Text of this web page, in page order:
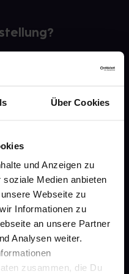
Über Cookies
und Anzeigen zu
Medien anbieten
Webseite zu
Informationen zu
an unsere Partner
Analysen weiter.
zusammen, die Du